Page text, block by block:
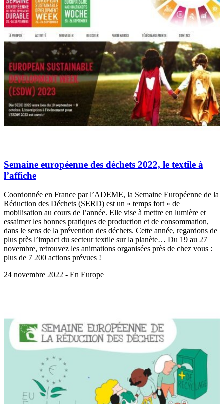
Semaine européenne des déchets 2022, le textile à
l’affiche
Coordonnée en France par l’ADEME, la Semaine Européenne de la
Réduction des Déchets (SERD) est un « temps fort » de
mobilisation au cours de l’année. Elle vise à mettre en lumière et
essaimer les bonnes pratiques de production et de consommation,
dans le sens de la prévention des déchets. Cette année, regardons de
plus près l’impact du secteur textile sur la planète… Du 19 au 27
novembre, retrouvez les animations organisées près de chez vous :
plus de 7 200 actions prévues !
24 novembre 2022 - En Europe